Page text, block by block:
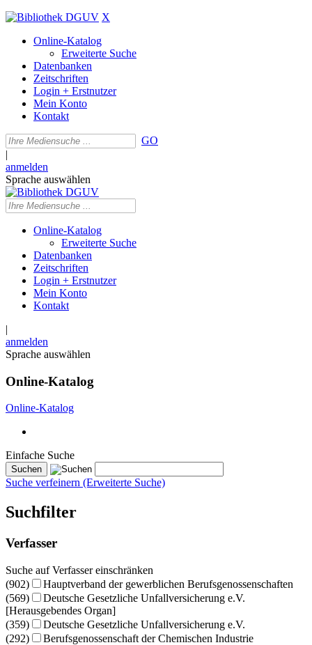
X
Online-Katalog
Erweiterte Suche
Datenbanken
Zeitschriften
Login + Erstnutzer
Mein Konto
Kontakt
GO
|
anmelden
Sprache auswählen
Online-Katalog
Erweiterte Suche
Datenbanken
Zeitschriften
Login + Erstnutzer
Mein Konto
Kontakt
|
anmelden
Sprache auswählen
Online-Katalog
Online-Katalog
Einfache Suche
Suche verfeinern (Erweiterte Suche)
Suchfilter
Verfasser
Suche auf Verfasser einschränken
(902)
Hauptverband der gewerblichen Berufsgenossenschaften
(569)
Deutsche Gesetzliche Unfallversicherung e.V.
[Herausgebendes Organ]
(359)
Deutsche Gesetzliche Unfallversicherung e.V.
(292)
Berufsgenossenschaft der Chemischen Industrie